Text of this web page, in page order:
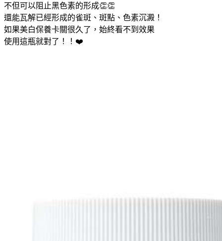
不但可以阻止黑色素的形成👏👏
還能瓦解已經形成的雀斑、斑點、色素沉澱！
如果美白保養卡關很久了，始終看不到效果
使用這瓶就對了！！❤️